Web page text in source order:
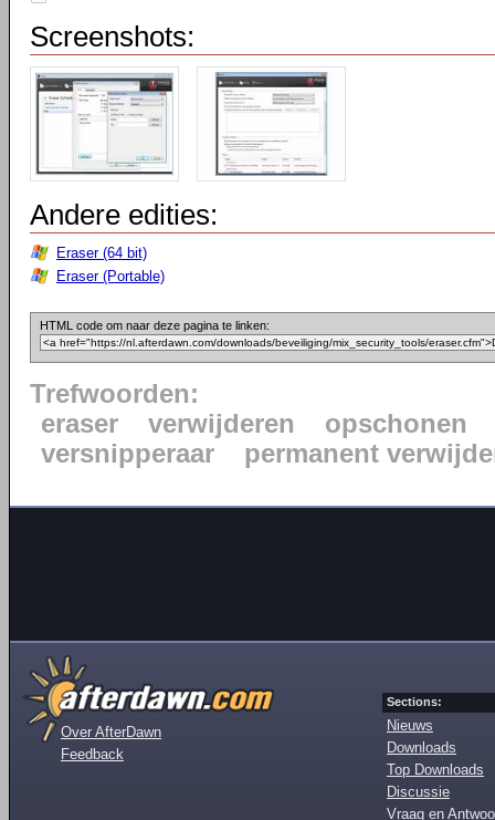
Screenshots:
Andere edities:
Eraser (64 bit)
Eraser (Portable)
HTML code om naar deze pagina te linken:
Trefwoorden:
eraser
verwijderen
opschonen
versnipperaar
permanent
Over AfterDawn
Feedback
Sections:
Nieuws
Downloads
Top Downloads
Discussie
Vraag en